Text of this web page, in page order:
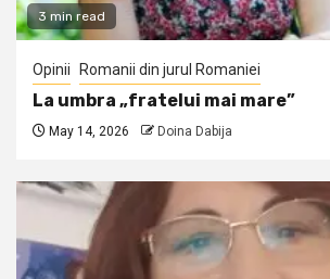
3 min read
Opinii Romanii din jurul Romaniei
La umbra „fratelui mai mare”
May 14, 2026 Doina Dabija